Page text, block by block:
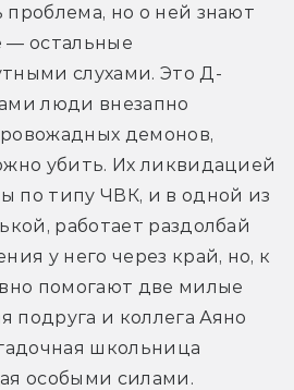
но о ней знают
— остальные
слухами. Это Д-
люди внезапно
демонов,
убить. Их ликвидацией
по типу ЧВК, и в одной из
работает раздолбай
у него через край, но, к
помогают две милые
и коллега Аяно
школьница
особыми силами.